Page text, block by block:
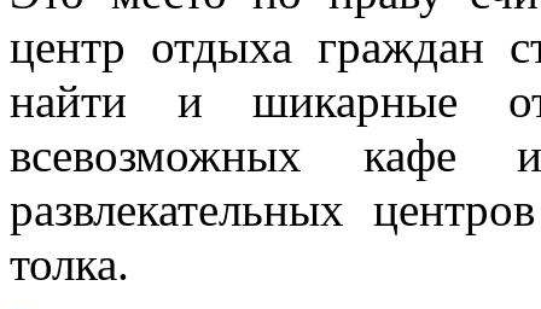
центр отдыха граждан
найти и шикарные
всевозможных кафе
развлекательных
толка.